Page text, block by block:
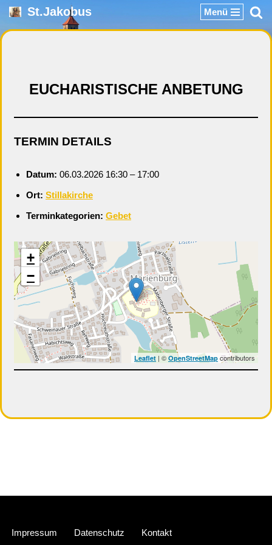
Zum
St.Jakobus Menü
EUCHARISTISCHE ANBETUNG
TERMIN DETAILS
Datum: 06.03.2026 16:30 – 17:00
Ort: Stillakirche
Terminkategorien: Gebet
+
−
Leaflet | ©OpenStreetMap contributors
Impressum Datenschutz Kontakt